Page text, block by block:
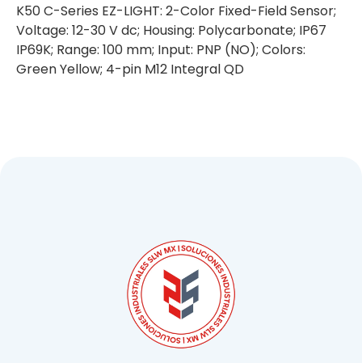
K50 C-Series EZ-LIGHT: 2-Color Fixed-Field Sensor;
Voltage: 12-30 V dc; Housing: Polycarbonate; IP67
IP69K; Range: 100 mm; Input: PNP (NO); Colors:
Green Yellow; 4-pin M12 Integral QD